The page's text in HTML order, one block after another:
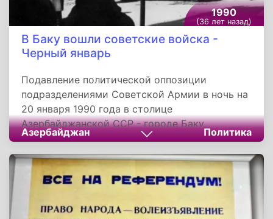
1990
(36 лет назад)
В Баку вошли советские войска -
Черный январь
Подавление политической оппозиции
подразделениями Советской Армии в ночь на
20 января 1990 года в столице
Азербайджанской ССР - городе Баку,
известно как Черный январь. Акциям
протеста азербайджанской оппозиции
предшествовало насилие против армянского
населения Баку. Причиной ввода войск
послужило насилие в отношении армянского
населения, а также нарушения на
Азербайджан Политика